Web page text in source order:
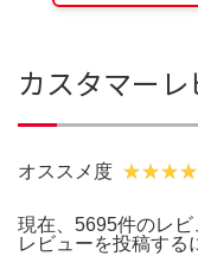
カスタマーレ
オススメ度
現在、5695件のレビ
レビューを投稿する